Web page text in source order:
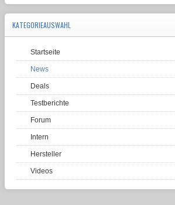
KATEGORIEAUSWAHL
Startseite
News
Deals
Testberichte
Forum
Intern
Hersteller
Videos